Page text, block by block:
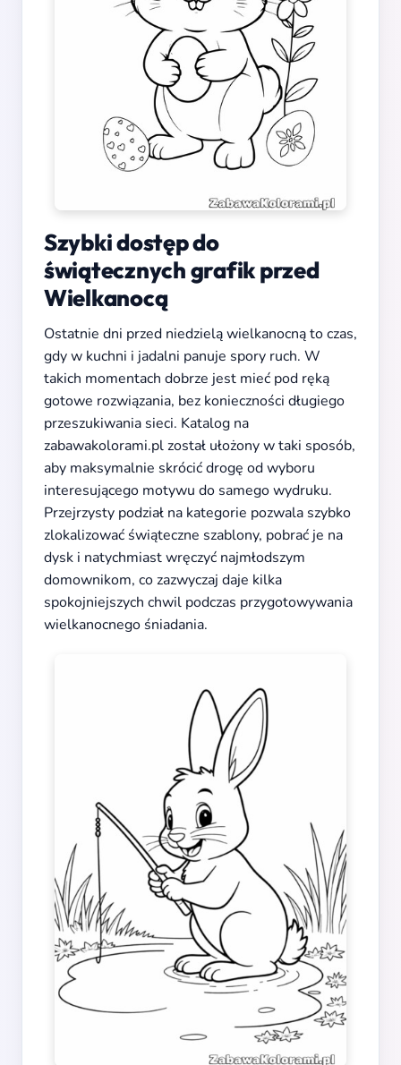
Szybki dostęp do
świątecznych grafik przed
Wielkanocą
Ostatnie dni przed niedzielą wielkanocną to czas,
gdy w kuchni i jadalni panuje spory ruch. W
takich momentach dobrze jest mieć pod ręką
gotowe rozwiązania, bez konieczności długiego
przeszukiwania sieci. Katalog na
zabawakolorami.pl został ułożony w taki sposób,
aby maksymalnie skrócić drogę od wyboru
interesującego motywu do samego wydruku.
Przejrzysty podział na kategorie pozwala szybko
zlokalizować świąteczne szablony, pobrać je na
dysk i natychmiast wręczyć najmłodszym
domownikom, co zazwyczaj daje kilka
spokojniejszych chwil podczas przygotowywania
wielkanocnego śniadania.